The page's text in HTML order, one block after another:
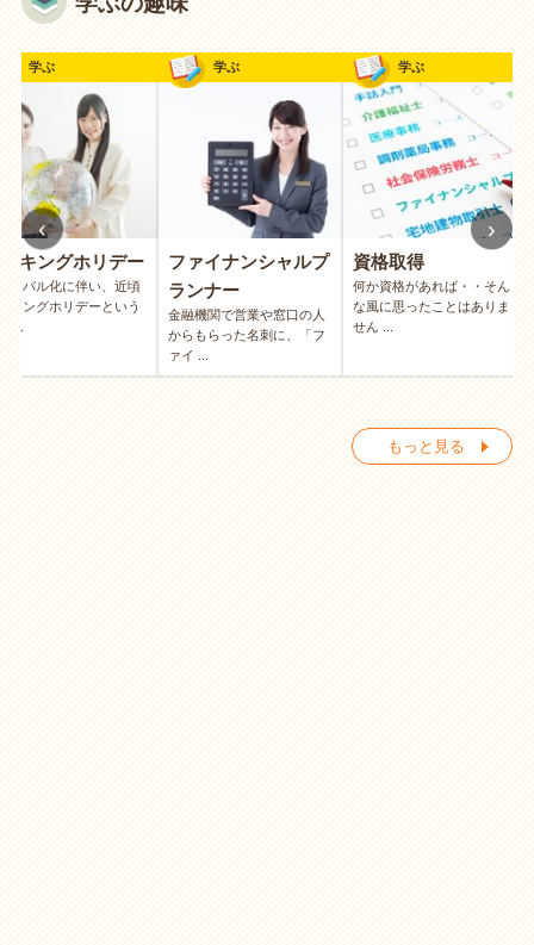
学ぶ
キングホリデー
ーバル化に伴い、近頃
キングホリデーという
...
学ぶ
ファイナンシャルプ
ランナー
金融機関で営業や窓口の人
からもらった名刺に、「フ
ァイ ...
学ぶ
資格取得
何か資格があれば・・そん
な風に思ったことはありま
せん ...
‹ ›
もっと見る